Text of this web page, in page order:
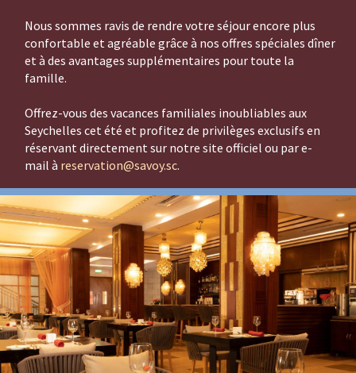
Nous sommes ravis de rendre votre séjour encore plus
confortable et agréable grâce à nos offres spéciales dîner
et à des avantages supplémentaires pour toute la
famille.
Offrez-vous des vacances familiales inoubliables aux
Seychelles cet été et profitez de privilèges exclusifs en
réservant directement sur notre site officiel ou par e-
mail à reservation@savoy.sc.